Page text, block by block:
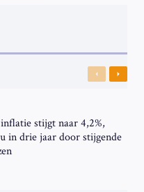
Previous
Next
stijgt naar 4,2%,
in drie jaar door stijgende